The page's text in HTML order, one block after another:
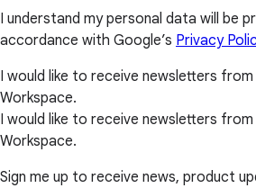
I understand my personal data will be
accordance with Google’s Privacy
I would like to receive newsletters from
Workspace.
I would like to receive newsletters from
Workspace.
Sign me up to receive news, product